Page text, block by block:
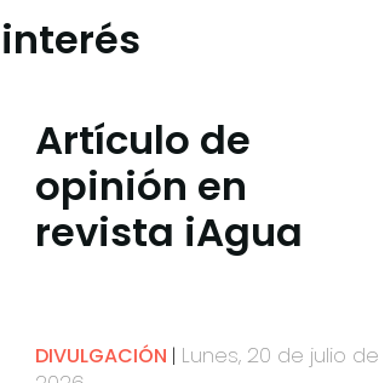
Artículo de
opinión en
revista iAgua
DIVULGACIÓN
Lunes, 20 de julio de